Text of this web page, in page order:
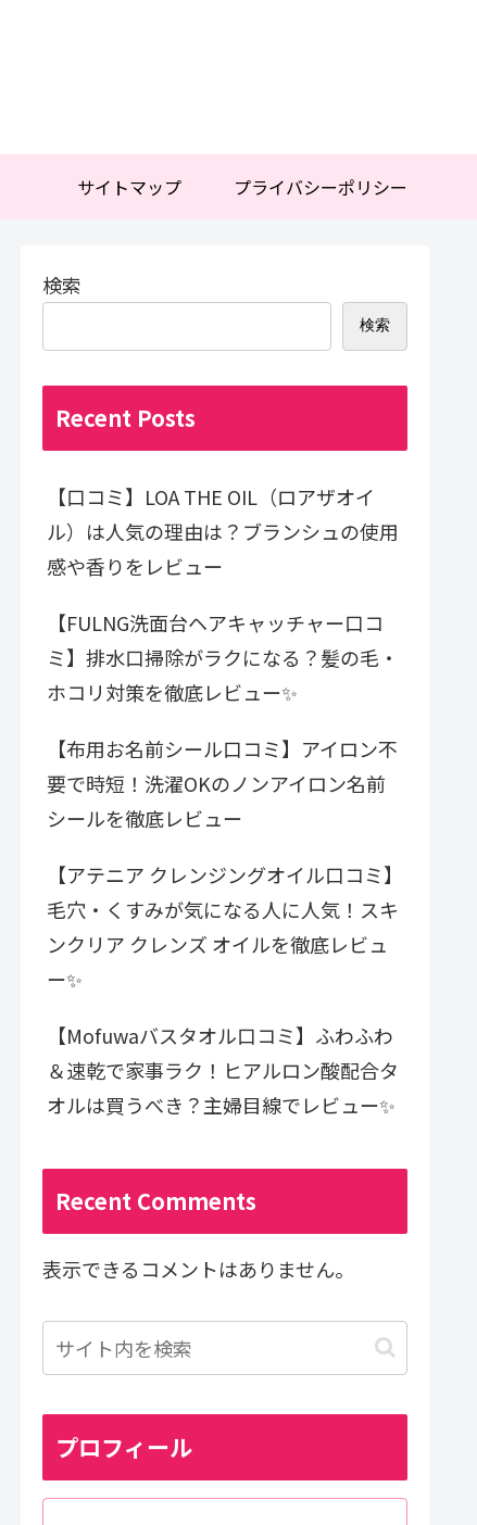
サイトマップ プライバシーポリシー
検索
検索
Recent Posts
【口コミ】LOA THE OIL（ロアザオイ
ル）は人気の理由は？ブランシュの使用
感や香りをレビュー
【FULNG洗面台ヘアキャッチャー口コ
ミ】排水口掃除がラクになる？髪の毛・
ホコリ対策を徹底レビュー✨
【布用お名前シール口コミ】アイロン不
要で時短！洗濯OKのノンアイロン名前
シールを徹底レビュー
【アテニア クレンジングオイル口コミ】
毛穴・くすみが気になる人に人気！スキ
ンクリア クレンズ オイルを徹底レビュ
ー✨
【Mofuwaバスタオル口コミ】ふわふわ
＆速乾で家事ラク！ヒアルロン酸配合タ
オルは買うべき？主婦目線でレビュー✨
Recent Comments
表示できるコメントはありません。
プロフィール